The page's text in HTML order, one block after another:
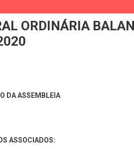
ORDINÁRIA
DA ASSEMBLEIA
ASSOCIADOS: